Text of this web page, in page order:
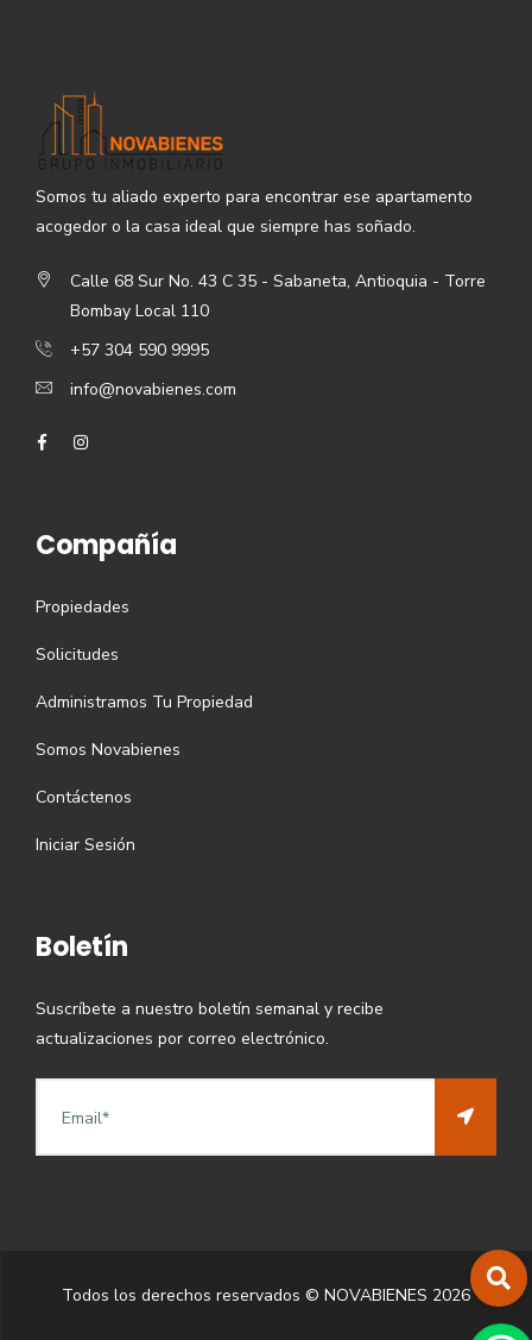
Somos tu aliado experto para encontrar ese apartamento
acogedor o la casa ideal que siempre has soñado.
Calle 68 Sur No. 43 C 35 - Sabaneta, Antioquia - Torre
Bombay Local 110
+57 304 590 9995
info@novabienes.com
Compañía
Propiedades
Solicitudes
Administramos Tu Propiedad
Somos Novabienes
Contáctenos
Iniciar Sesión
Boletín
Suscríbete a nuestro boletín semanal y recibe
actualizaciones por correo electrónico.
Todos los derechos reservados © NOVABIENES 2026